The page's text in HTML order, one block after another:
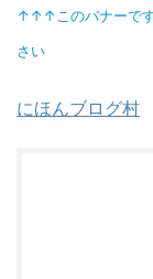
↑↑↑このバナーです
さい
にほんブログ村